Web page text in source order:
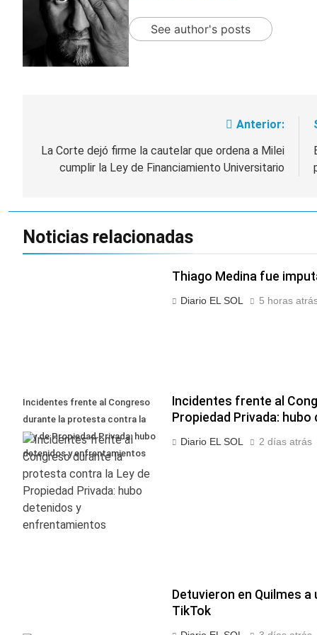
See author's posts
de
entradas
Anterior:
La Corte dejó firme la cautelar que ordena a Milei
cumplir la Ley de Financiamiento Universitario
Noticias relacionadas
Thiago Medina fue
Diario EL SOL 5 horas
Incidentes frente al Congreso
durante la protesta contra la
Ley de Propiedad Privada: hubo
detenidos y enfrentamientos
Incidentes frente al
Propiedad Privada:
Diario EL SOL 2 días atrás
Detuvieron en Quilmes
TikTok